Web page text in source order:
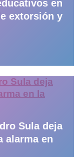
en
extorsión y
Sula deja
alarma en